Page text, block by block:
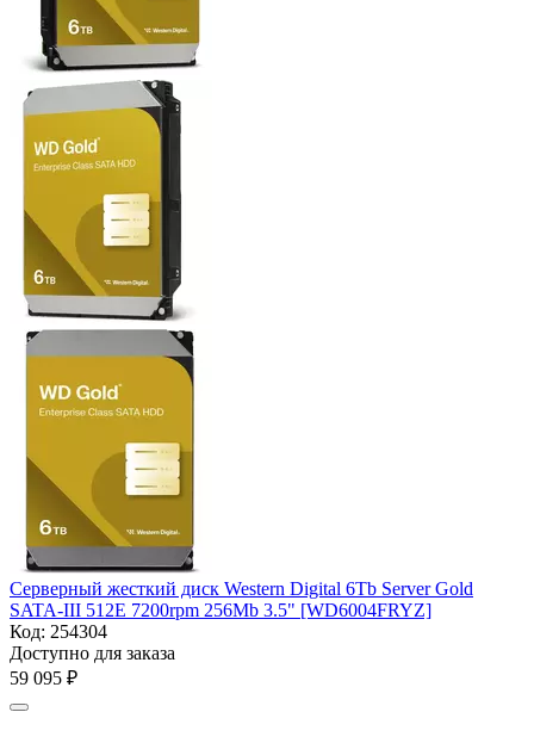
Серверный жесткий диск Western Digital 6Tb Server Gold
SATA-III 512E 7200rpm 256Mb 3.5" [WD6004FRYZ]
Код: 254304
Доступно для заказа
59 095 ₽